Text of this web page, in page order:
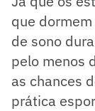
que
de sono
pelo menos
as chances
prática